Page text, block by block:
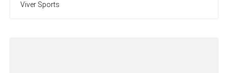
Viver Sports